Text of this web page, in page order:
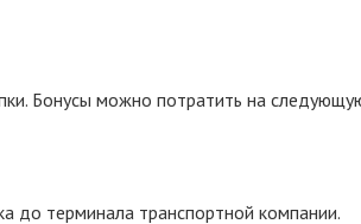
Бонусы можно потратить на
до терминала транспортной компании.